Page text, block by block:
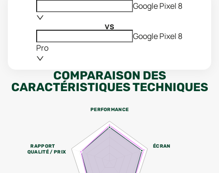
Google Pixel 8
vs
Google Pixel 8
Pro
COMPARAISON DES
CARACTÉRISTIQUES TECHNIQUES
PERFORMANCE
ÉCRAN
RAPPORT
QUALITÉ / PRIX